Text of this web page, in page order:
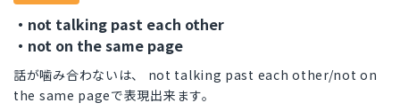
・not talking past each other
・not on the same page
話が噛み合わないは、 not talking past each other/not on
the same pageで表現出来ます。